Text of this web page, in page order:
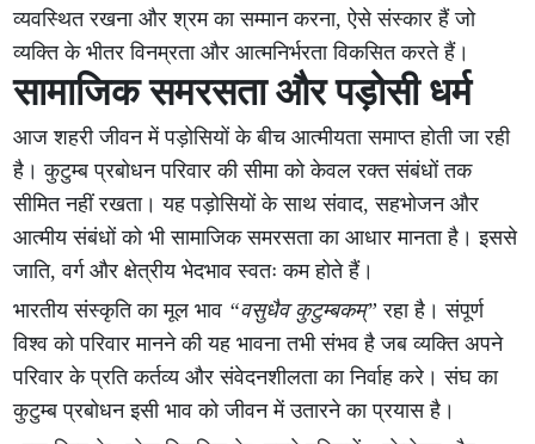
व्यवस्थित रखना और श्रम का सम्मान करना, ऐसे संस्कार हैं जो
व्यक्ति के भीतर विनम्रता और आत्मनिर्भरता विकसित करते हैं।
सामाजिक समरसता और पड़ोसी धर्म
आज शहरी जीवन में पड़ोसियों के बीच आत्मीयता समाप्त होती जा रही
है। कुटुम्ब प्रबोधन परिवार की सीमा को केवल रक्त संबंधों तक
सीमित नहीं रखता। यह पड़ोसियों के साथ संवाद, सहभोजन और
आत्मीय संबंधों को भी सामाजिक समरसता का आधार मानता है। इससे
जाति, वर्ग और क्षेत्रीय भेदभाव स्वतः कम होते हैं।
भारतीय संस्कृति का मूल भाव “वसुधैव कुटुम्बकम्” रहा है। संपूर्ण
विश्व को परिवार मानने की यह भावना तभी संभव है जब व्यक्ति अपने
परिवार के प्रति कर्तव्य और संवेदनशीलता का निर्वाह करे। संघ का
कुटुम्ब प्रबोधन इसी भाव को जीवन में उतारने का प्रयास है।